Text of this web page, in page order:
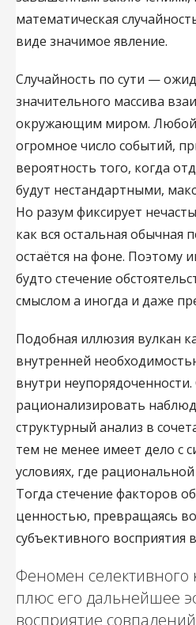
математическая
виде значимое явление.
Случайность по сути —
значительного массива
окружающим миром. Любой
огромное число событий,
вероятность того, когда
будут нестандартными,
Но разум фиксирует
как вся остальная обычная
остаётся на фоне. Поэтому
будто стечение
смыслом а иногда и даже
Подобная иллюзия вулкан
внутренней
внутри
рационализировать
структурный анализ в
тем не менее имеет дело с
условиях, где
Тогда стечение факторов
ценностью, превращаясь
субъективного восприятия
Феномен селективного
плюс его дальнейшее
восприятие совпадений